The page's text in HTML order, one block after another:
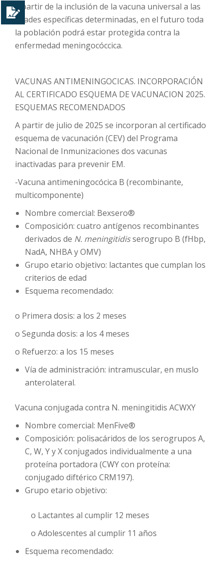
a partir de la inclusión de la vacuna universal a las
edades específicas determinadas, en el futuro toda
la población podrá estar protegida contra la
enfermedad meningocóccica.
VACUNAS ANTIMENINGOCICAS. INCORPORACIÓN
AL CERTIFICADO ESQUEMA DE VACUNACION 2025.
ESQUEMAS RECOMENDADOS
A partir de julio de 2025 se incorporan al certificado
esquema de vacunación (CEV) del Programa
Nacional de Inmunizaciones dos vacunas
inactivadas para prevenir EM.
-Vacuna antimeningocócica B (recombinante,
multicomponente)
Nombre comercial: Bexsero®
Composición: cuatro antígenos recombinantes
derivados de N. meningitidisserogrupo B (fHbp,
NadA, NHBA y OMV)
Grupo etario objetivo: lactantes que cumplan los
criterios de edad
Esquema recomendado:
o Primera dosis: a los 2 meses
o Segunda dosis: a los 4 meses
o Refuerzo: a los 15 meses
Vía de administración: intramuscular, en muslo
anterolateral.
Vacuna conjugada contra N. meningitidis ACWXY
Nombre comercial: MenFive®
Composición: polisacáridos de los serogrupos A,
C, W, Y y X conjugados individualmente a una
proteína portadora (CWY con proteína:
conjugado diftérico CRM197).
Grupo etario objetivo:
o Lactantes al cumplir 12 meses
o Adolescentes al cumplir 11 años
Esquema recomendado: